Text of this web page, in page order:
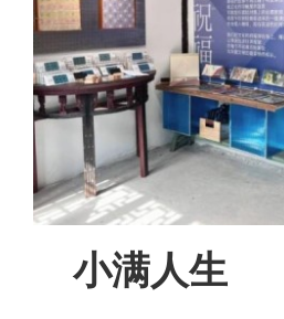
小满人生